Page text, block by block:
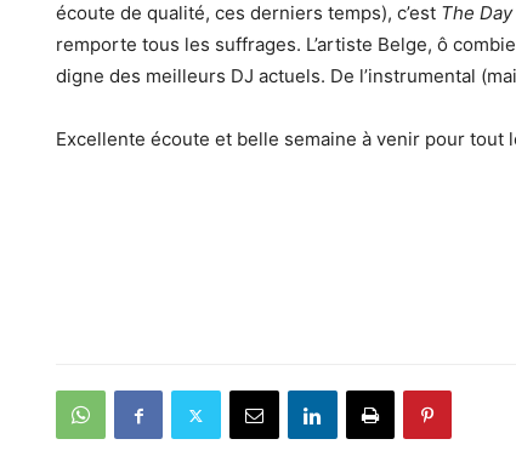
écoute de qualité, ces derniers temps), c’est The
remporte tous les suffrages. L’artiste Belge, ô
digne des meilleurs DJ actuels. De l’instrumental
Excellente écoute et belle semaine à venir pour tout